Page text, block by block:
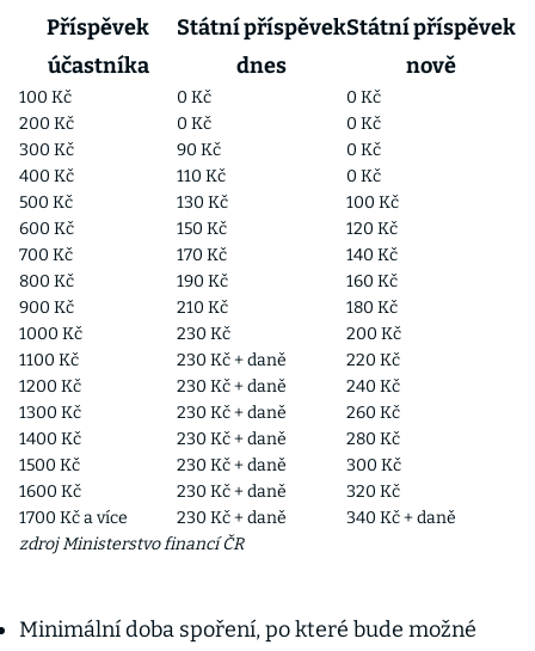
Příspěvek
účastníka
Státní příspěvek
dnes
Státní příspěvek
nově
100 Kč 0 Kč
0 Kč
200 Kč
0 Kč
0 Kč
300 Kč
90 Kč
0 Kč
400 Kč
110 Kč
0 Kč
500 Kč
130 Kč
100 Kč
600 Kč
150 Kč
120 Kč
700 Kč
170 Kč
140 Kč
800 Kč
190 Kč
160 Kč
900 Kč
210 Kč
180 Kč
1000 Kč
230 Kč
200 Kč
1100 Kč
230 Kč + daně
220 Kč
1200 Kč
230 Kč + daně
240 Kč
1300 Kč
230 Kč + daně
260 Kč
1400 Kč
230 Kč + daně
280 Kč
1500 Kč
230 Kč + daně
300 Kč
1600 Kč
230 Kč + daně
320 Kč
1700 Kč a více
230 Kč + daně
340 Kč + daně
zdroj Ministerstvo financí ČR
Minimální doba spoření, po které bude možné